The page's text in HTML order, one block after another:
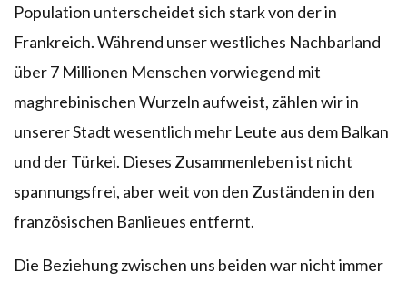
Population unterscheidet sich stark von der in
Frankreich. Während unser westliches Nachbarland
über 7 Millionen Menschen vorwiegend mit
maghrebinischen Wurzeln aufweist, zählen wir in
unserer Stadt wesentlich mehr Leute aus dem Balkan
und der Türkei. Dieses Zusammenleben ist nicht
spannungsfrei, aber weit von den Zuständen in den
französischen Banlieues entfernt.
Die Beziehung zwischen uns beiden war nicht immer